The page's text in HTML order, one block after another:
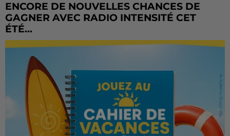
ENCORE DE NOUVELLES CHANCES DE
GAGNER AVEC RADIO INTENSITÉ CET
ÉTÉ...